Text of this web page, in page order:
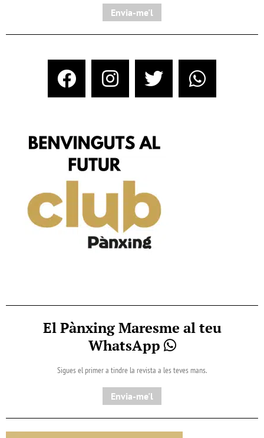
Envia-me'l
El Pànxing Maresme al teu
WhatsApp
Sigues el primer a tindre la revista a les teves mans.
Envia-me'l